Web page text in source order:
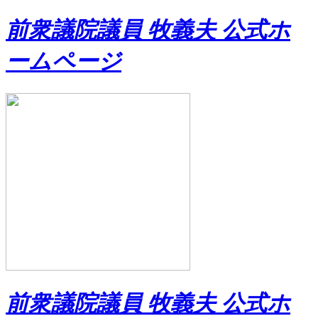
前衆議院議員 牧義夫 公式ホ
ームページ
前衆議院議員 牧義夫 公式ホ